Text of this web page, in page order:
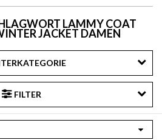
LAMMY COAT
JACKET DAMEN
FILTER